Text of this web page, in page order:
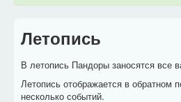
Летопись
В летопись Пандоры заносятся все
Летопись отображается в обратном
несколько событий.